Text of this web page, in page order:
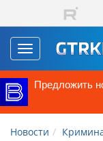
Перейти к основному
Toggle
navigation
Предложить
Новости